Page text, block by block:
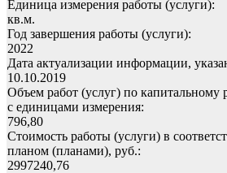
Единица измерения работы (услуги):
кв.м.
Год завершения работы (услуги):
2022
Дата актуализации информации,
10.10.2019
Объем работ (услуг) по капитальному
с единицами измерения:
796,80
Стоимость работы (услуги) в
планом (планами), руб.:
2997240,76